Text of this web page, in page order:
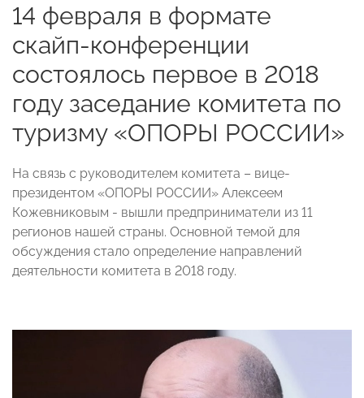
14 февраля в формате
скайп-конференции
состоялось первое в 2018
году заседание комитета по
туризму «ОПОРЫ РОССИИ»
На связь с руководителем комитета – вице-
президентом «ОПОРЫ РОССИИ» Алексеем
Кожевниковым - вышли предприниматели из 11
регионов нашей страны. Основной темой для
обсуждения стало определение направлений
деятельности комитета в 2018 году.